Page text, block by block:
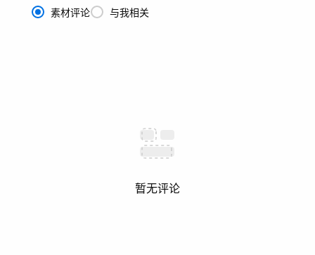
素材评论 与我相关
暂无评论